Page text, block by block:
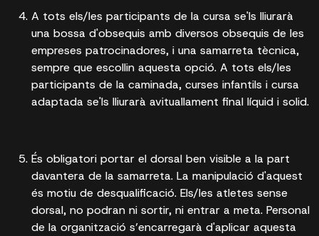
A tots els/les participants de la cursa se'ls lliurarà
una bossa d'obsequis amb diversos obsequis de les
empreses patrocinadores, i una samarreta tècnica,
sempre que escollin aquesta opció. A tots els/les
participants de la caminada, curses infantils i cursa
adaptada se'ls lliurarà avituallament final líquid i solid.
És obligatori portar el dorsal ben visible a la part
davantera de la samarreta. La manipulació d'aquest
és motiu de desqualificació. Els/les atletes sense
dorsal, no podran ni sortir, ni entrar a meta. Personal
de la organització s’encarregarà d'aplicar aquesta